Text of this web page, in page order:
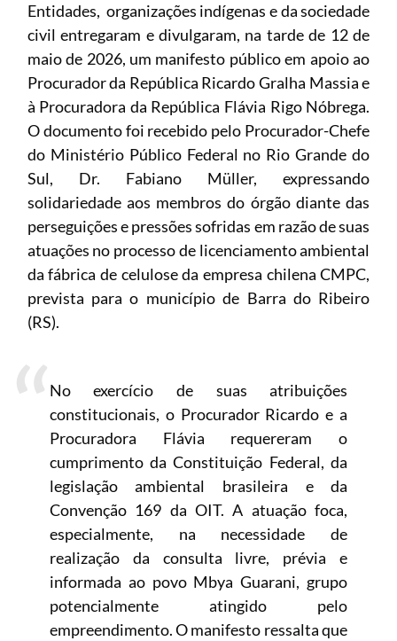
Entidades, organizações indígenas e da sociedade
civil entregaram e divulgaram, na tarde de 12 de
maio de 2026, um manifesto público em apoio ao
Procurador da República Ricardo Gralha Massia e
à Procuradora da República Flávia Rigo Nóbrega.
O documento foi recebido pelo Procurador-Chefe
do Ministério Público Federal no Rio Grande do
Sul, Dr. Fabiano Müller, expressando
solidariedade aos membros do órgão diante das
perseguições e pressões sofridas em razão de suas
atuações no processo de licenciamento ambiental
da fábrica de celulose da empresa chilena CMPC,
prevista para o município de Barra do Ribeiro
(RS).
No exercício de suas atribuições
constitucionais, o Procurador Ricardo e a
Procuradora Flávia requereram o
cumprimento da Constituição Federal, da
legislação ambiental brasileira e da
Convenção 169 da OIT. A atuação foca,
especialmente, na necessidade de
realização da consulta livre, prévia e
informada ao povo Mbya Guarani, grupo
potencialmente atingido pelo
empreendimento. O manifesto ressalta que